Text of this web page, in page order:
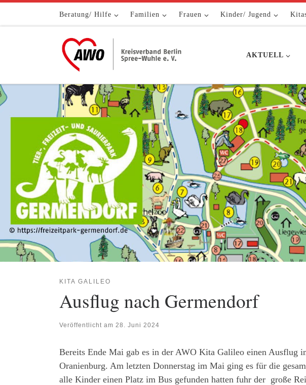
Zum Inhalt springenBeratung/ Hilfe Familien Frauen Kinder/ Jugend
AKTUELL
KITA GALILEO
Ausflug nach Germendorf
Veröffentlicht am 28. Juni 2024
Bereits Ende Mai gab es in der AWO Kita Galileo einen Ausflug
Oranienburg. Am letzten Donnerstag im Mai ging es für die
alle Kinder einen Platz im Bus gefunden hatten fuhr der große